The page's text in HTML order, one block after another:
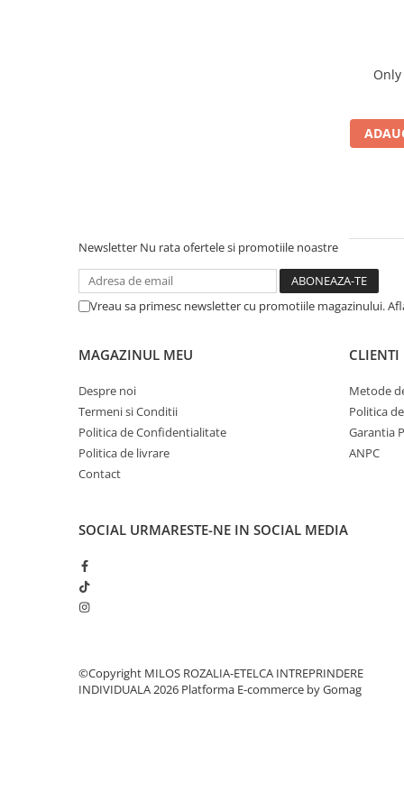
Newsletter Nu rata ofertele si promotiile noastre
Vreau sa primesc newsletter cu promotiile magazinului.
MAGAZINUL MEU
Despre noi
Termeni si Conditii
Politica de Confidentialitate
Politica de livrare
Contact
CLIENTI
Metode
Politica
Garantia
ANPC
SOCIAL URMARESTE-NE IN SOCIAL MEDIA
©Copyright MILOS ROZALIA-ETELCA INTREPRINDERE
INDIVIDUALA 2026 Platforma E-commerce by Gomag